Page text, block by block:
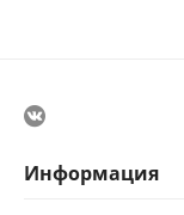
Информация